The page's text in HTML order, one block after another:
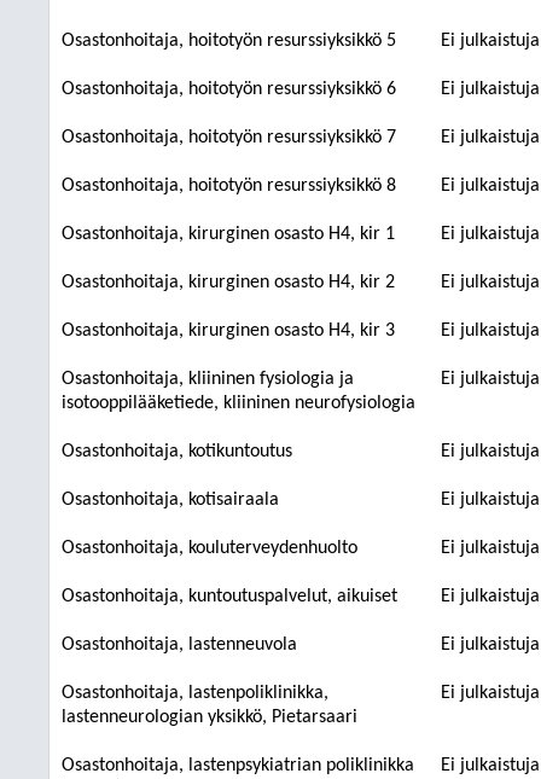
Osastonhoitaja, hoitotyön resurssiyksikkö 5 Ei
Osastonhoitaja, hoitotyön resurssiyksikkö 6 Ei
Osastonhoitaja, hoitotyön resurssiyksikkö 7 Ei
Osastonhoitaja, hoitotyön resurssiyksikkö 8 Ei
Osastonhoitaja, kirurginen osasto H4, kir 1 Ei
Osastonhoitaja, kirurginen osasto H4, kir 2 Ei
Osastonhoitaja, kirurginen osasto H4, kir 3 Ei
Osastonhoitaja, kliininen fysiologia ja
isotooppilääketiede, kliininen neurofysiologia
Ei
Osastonhoitaja, kotikuntoutus Ei
Osastonhoitaja, kotisairaala Ei
Osastonhoitaja, kouluterveydenhuolto Ei
Osastonhoitaja, kuntoutuspalvelut, aikuiset Ei
Osastonhoitaja, lastenneuvola Ei
Osastonhoitaja, lastenpoliklinikka,
lastenneurologian yksikkö, Pietarsaari
Ei
Osastonhoitaja, lastenpsykiatrian poliklinikka
Ei